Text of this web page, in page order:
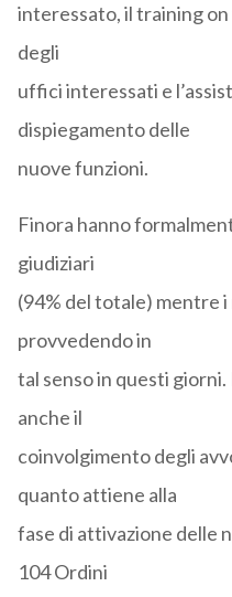
interessato, il training
degli
uffici interessati e
dispiegamento delle
nuove funzioni.
Finora hanno
giudiziari
(94% del totale) mentre
provvedendo in
tal senso in questi
anche il
coinvolgimento degli
quanto attiene alla
fase di attivazione delle
104 Ordini